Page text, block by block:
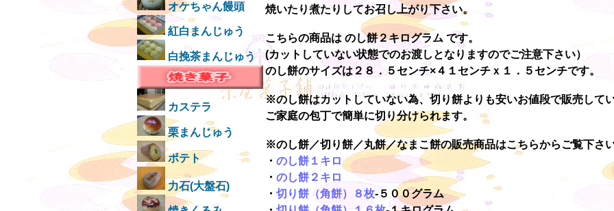
焼いたり煮たりしてお召し上がり下さい。
こちらの商品は のし餅２キログラム です。
(カットしていない状態でのお渡しとなりますのでご注意下さい）
のし餅のサイズは２８．５センチ×４１センチｘ１．５センチです。
※のし餅はカットしていない為、切り餅よりも安いお値段で販売して
ご家庭の包丁で簡単に切り分けられます。
※のし餅／切り餅／丸餅／なまこ餅の販売商品はこちらからご覧下さ
・ のし餅１キロ
・ のし餅２キロ
・ 切り餅（角餅）８枚-５００グラム
オケちゃん饅頭
紅白まんじゅう
白挽茶まんじゅう
カステラ
栗まんじゅう
ポテト
力石(大盤石)